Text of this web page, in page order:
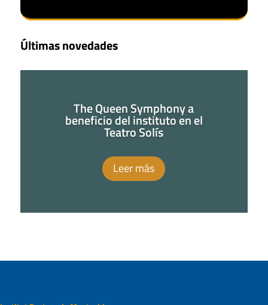
Últimas novedades
The Queen Symphony a
beneficio del instituto en el
Teatro Solís
Leer más